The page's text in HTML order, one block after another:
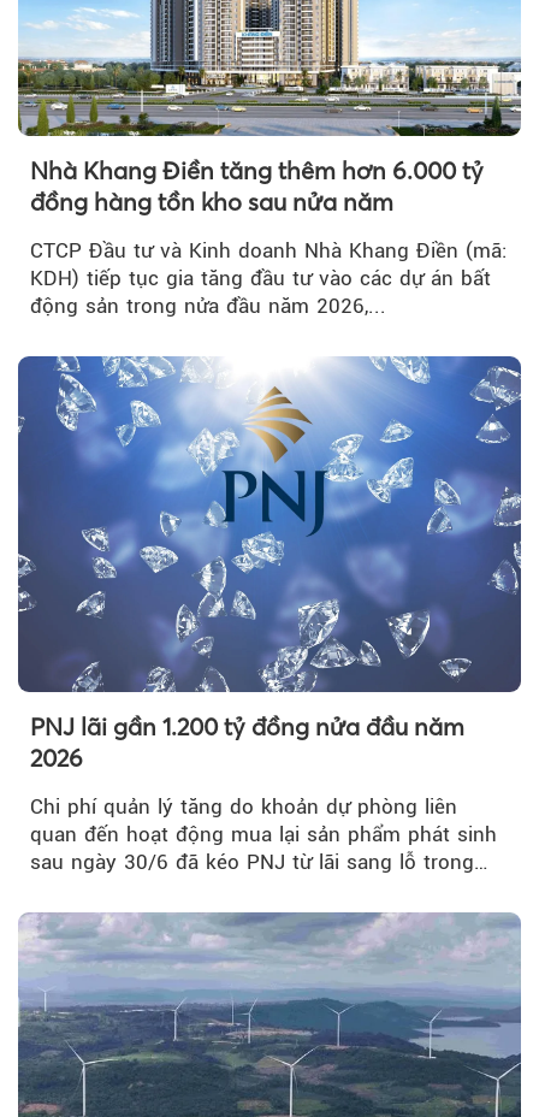
Nhà Khang Điền tăng thêm hơn 6.000 tỷ
đồng hàng tồn kho sau nửa năm
CTCP Đầu tư và Kinh doanh Nhà Khang Điền (mã:
KDH) tiếp tục gia tăng đầu tư vào các dự án bất
động sản trong nửa đầu năm 2026,...
PNJ lãi gần 1.200 tỷ đồng nửa đầu năm
2026
Chi phí quản lý tăng do khoản dự phòng liên
quan đến hoạt động mua lại sản phẩm phát sinh
sau ngày 30/6 đã kéo PNJ từ lãi sang lỗ trong